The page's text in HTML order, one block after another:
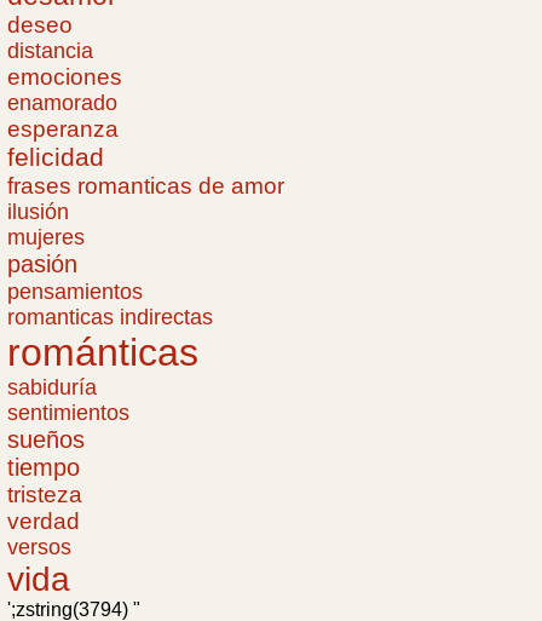
deseo
distancia
emociones
enamorado
esperanza
felicidad
frases romanticas de amor
ilusión
mujeres
pasión
pensamientos
romanticas indirectas
románticas
sabiduría
sentimientos
sueños
tiempo
tristeza
verdad
versos
vida
';zstring(3794) "